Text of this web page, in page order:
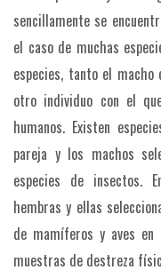
sencillamente se
el caso de muchas
especies, tanto el macho
otro individuo con el
humanos. Existen
pareja y los machos
especies de insectos.
hembras y ellas
de mamíferos y aves
muestras de destreza